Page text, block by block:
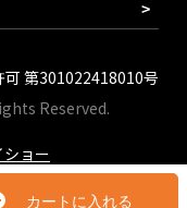
カートに入れる
第301022418010号
Reserved.
ョー